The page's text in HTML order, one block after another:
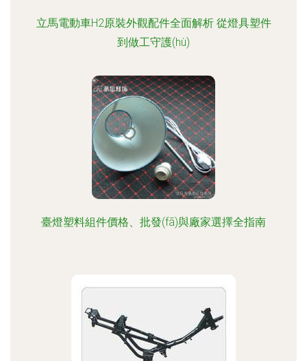
立馬電動車H2原裝外觀配件全面解析 從燈具塑件
到做工守護(hù)
臺燈塑料組件價格、批發(fā)與廠家選擇全指南